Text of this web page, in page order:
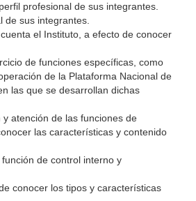
profesional de sus integrantes.
de sus integrantes.
el Instituto, a efecto de conocer
de funciones específicas, como
de la Plataforma Nacional de
las que se desarrollan dichas
atención de las funciones de
las características y contenido
de control interno y
conocer los tipos y características